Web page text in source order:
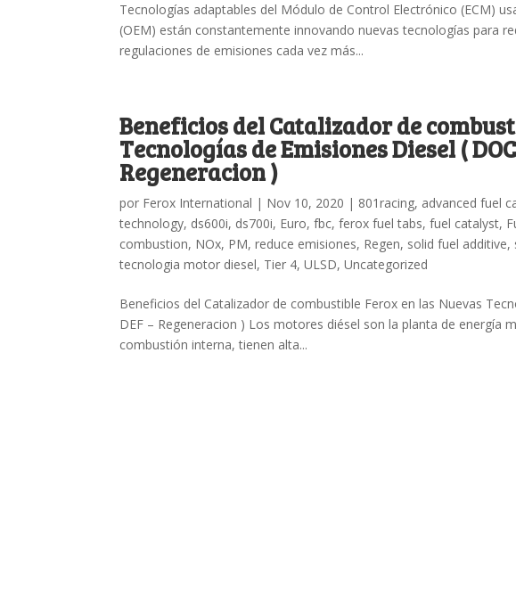
Tecnologías adaptables del Módulo de Control Electrónico (ECM)
(OEM) están constantemente innovando nuevas tecnologías para
regulaciones de emisiones cada vez más...
Beneficios del Catalizador de
Tecnologías de Emisiones Diesel ( DOC
Regeneracion )
por Ferox International | Nov 10, 2020 | 801racing, advanced fuel
technology, ds600i, ds700i, Euro,fbc,ferox fuel tabs,fuel catalyst,
combustion, NOx, PM,reduce emisiones, Regen, solid fuel additive,
tecnologia motor diesel, Tier 4,ULSD,Uncategorized
Beneficios del Catalizador de combustible Ferox en las Nuevas
DEF – Regeneracion ) Los motores diésel son la planta de
combustión interna, tienen alta...